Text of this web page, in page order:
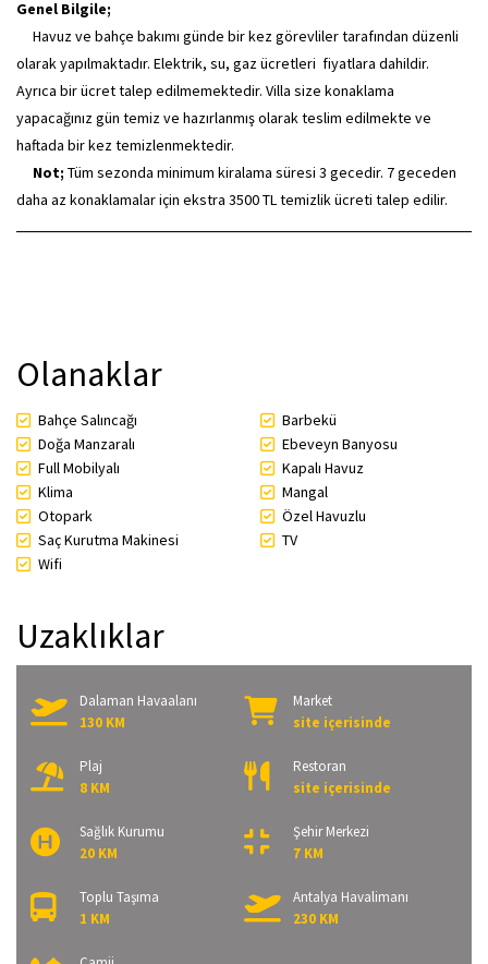
Genel Bilgile;
Havuz ve bahçe bakımı günde bir kez görevliler tarafından düzenli
olarak yapılmaktadır. Elektrik, su, gaz ücretleri fiyatlara dahildir.
Ayrıca bir ücret talep edilmemektedir. Villa size konaklama
yapacağınız gün temiz ve hazırlanmış olarak teslim edilmekte ve
haftada bir kez temizlenmektedir.
Not; Tüm sezonda minimum kiralama süresi 3 gecedir. 7 geceden
daha az konaklamalar için ekstra 3500 TL temizlik ücreti talep edilir.
Olanaklar
Bahçe Salıncağı
Barbekü
Doğa Manzaralı
Ebeveyn Banyosu
Full Mobilyalı
Kapalı Havuz
Klima
Mangal
Otopark
Özel Havuzlu
Saç Kurutma Makinesi
TV
Wifi
Uzaklıklar
Dalaman Havaalanı
130 KM
Market
site içerisinde
Plaj
8 KM
Restoran
site içerisinde
Sağlık Kurumu
20 KM
Şehir Merkezi
7 KM
Toplu Taşıma
1 KM
Antalya Havalimanı
230 KM